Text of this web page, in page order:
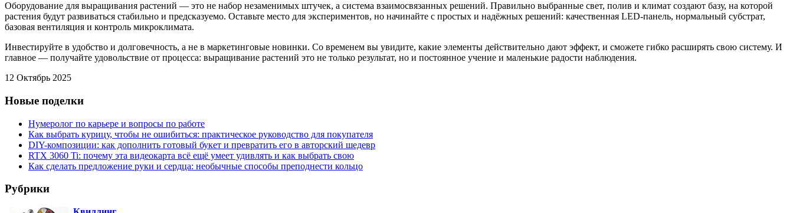
Оборудование для выращивания растений — это не набор незаменимых штучек, а система взаимосвязанных решений. Правильно выбранные свет, полив и климат создают базу, на которой
растения будут развиваться стабильно и предсказуемо. Оставьте место для экспериментов, но начинайте с простых и надёжных решений: качественная LED-панель, нормальный субстрат,
базовая вентиляция и контроль микроклимата.
Инвестируйте в удобство и долговечность, а не в маркетинговые новинки. Со временем вы увидите, какие элементы действительно дают эффект, и сможете гибко расширять свою систему. И
главное — получайте удовольствие от процесса: выращивание растений это не только результат, но и постоянное учение и маленькие радости наблюдения.
12 Октябрь 2025
Новые поделки
Нумеролог по карьере и вопросы по работе
Как выбрать курицу, чтобы не ошибиться: практическое руководство для покупателя
DIY-композиции: как дополнить готовый букет и превратить его в авторский шедевр
RTX 3060 Ti: почему эта видеокарта всё ещё умеет удивлять и как выбрать свою
Как сделать предложение руки и сердца: необычные способы преподнести кольцо
Рубрики